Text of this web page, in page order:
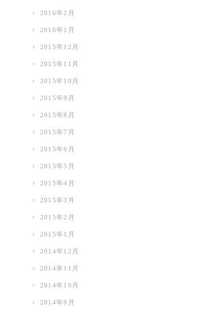
2016年2月
2016年1月
2015年12月
2015年11月
2015年10月
2015年9月
2015年8月
2015年7月
2015年6月
2015年5月
2015年4月
2015年3月
2015年2月
2015年1月
2014年12月
2014年11月
2014年10月
2014年9月